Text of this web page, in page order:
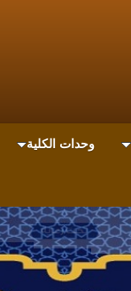
وحدات الكلية